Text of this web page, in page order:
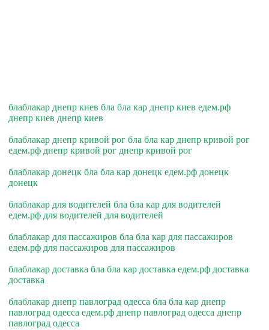
блаблакар днепр киев бла бла кар днепр киев едем.рф
днепр киев днепр киев
блаблакар днепр кривой рог бла бла кар днепр кривой рог
едем.рф днепр кривой рог днепр кривой рог
блаблакар донецк бла бла кар донецк едем.рф донецк
донецк
блаблакар для водителей бла бла кар для водителей
едем.рф для водителей для водителей
блаблакар для пассажиров бла бла кар для пассажиров
едем.рф для пассажиров для пассажиров
блаблакар доставка бла бла кар доставка едем.рф доставка
доставка
блаблакар днепр павлоград одесса бла бла кар днепр
павлоград одесса едем.рф днепр павлоград одесса днепр
павлоград одесса